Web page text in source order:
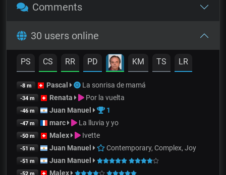
Comments
30 users online
PS CS RR PD KM TS LR
-8 m Pascal La sonrisa de mamá
-34 m Renata Por la vuelta
-46 m Juan Manuel 1
-47 m marc La lluvia y yo
-50 m Malex Ivette
-51 m Juan Manuel Contemporary, Complex, Joy
-51 m Juan Manuel
-52 m Malex